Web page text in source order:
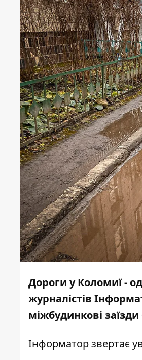
Дороги у Коломиї -
журналістів
міжбудинкові
Інформаторзвертає